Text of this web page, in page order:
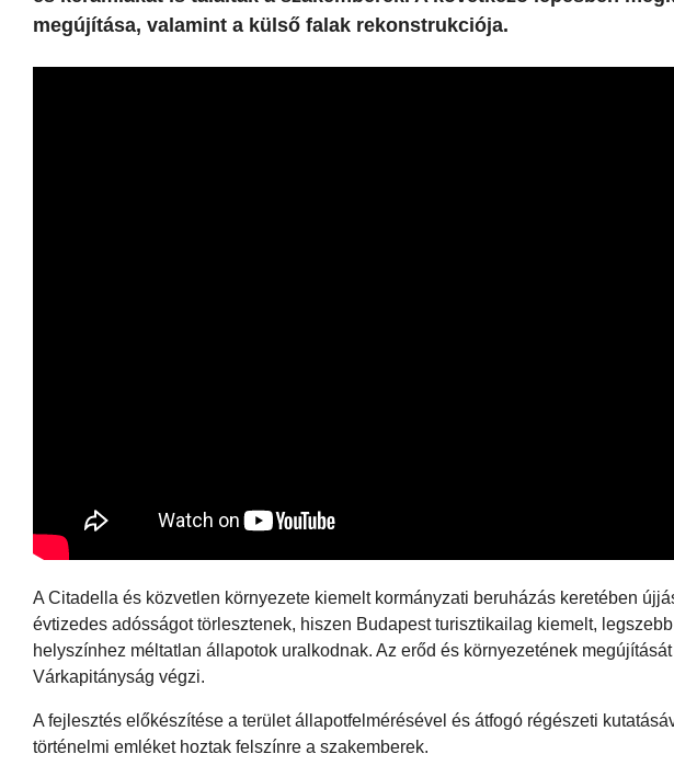
megújítása, valamint a külső falak rekonstrukciója.
A Citadella és közvetlen környezete kiemelt kormányzati beruházás keretében
évtizedes adósságot törlesztenek, hiszen Budapest turisztikailag kiemelt,
helyszínhez méltatlan állapotok uralkodnak. Az erőd és környezetének
Várkapitányság végzi.
A fejlesztés előkészítése a terület állapotfelmérésével és átfogó régészeti
történelmi emléket hoztak felszínre a szakemberek.